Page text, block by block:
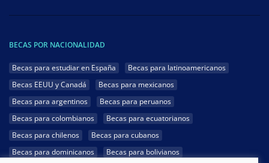
BECAS POR NACIONALIDAD
Becas para estudiar en España
Becas para latinoamericanos
Becas EEUU y Canadá
Becas para mexicanos
Becas para argentinos
Becas para peruanos
Becas para colombianos
Becas para ecuatorianos
Becas para chilenos
Becas para cubanos
Becas para dominicanos
Becas para bolivianos